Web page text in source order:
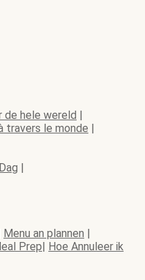
de hele wereld |
travers le monde |
|
Menu an plannen |
Prep| Hoe Annuleer ik